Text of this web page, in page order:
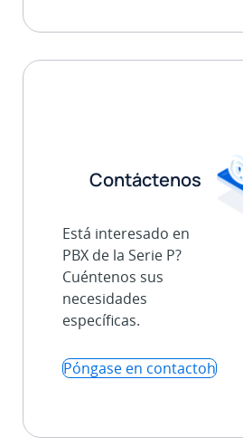
Contáctenos
Está interesado en
PBX de la Serie P?
Cuéntenos sus
necesidades
específicas.
Póngase en contactoh